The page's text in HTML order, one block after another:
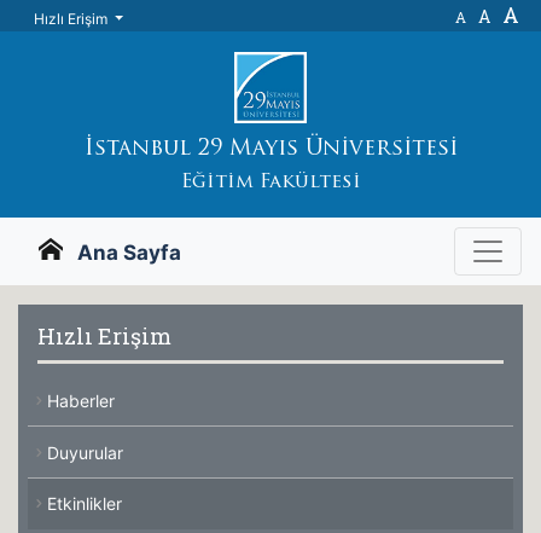
Hızlı Erişim A A A
İstanbul 29 Mayıs Üniversitesi
Eğitim Fakültesi
Ana Sayfa
Hızlı Erişim
Haberler
Duyurular
Etkinlikler